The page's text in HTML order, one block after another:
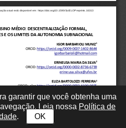
garantir que você obtenha uma
Leia nossa Política de
. OK